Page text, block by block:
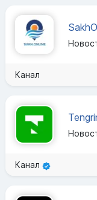
Канал
Канал